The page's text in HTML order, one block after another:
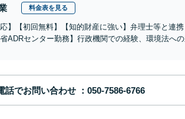
料金表を見る
】【初回無料】【知的財産に強い】弁理士等と連
ADRセンター勤務】行政機関での経験、環境法へ
話でお問い合わせ